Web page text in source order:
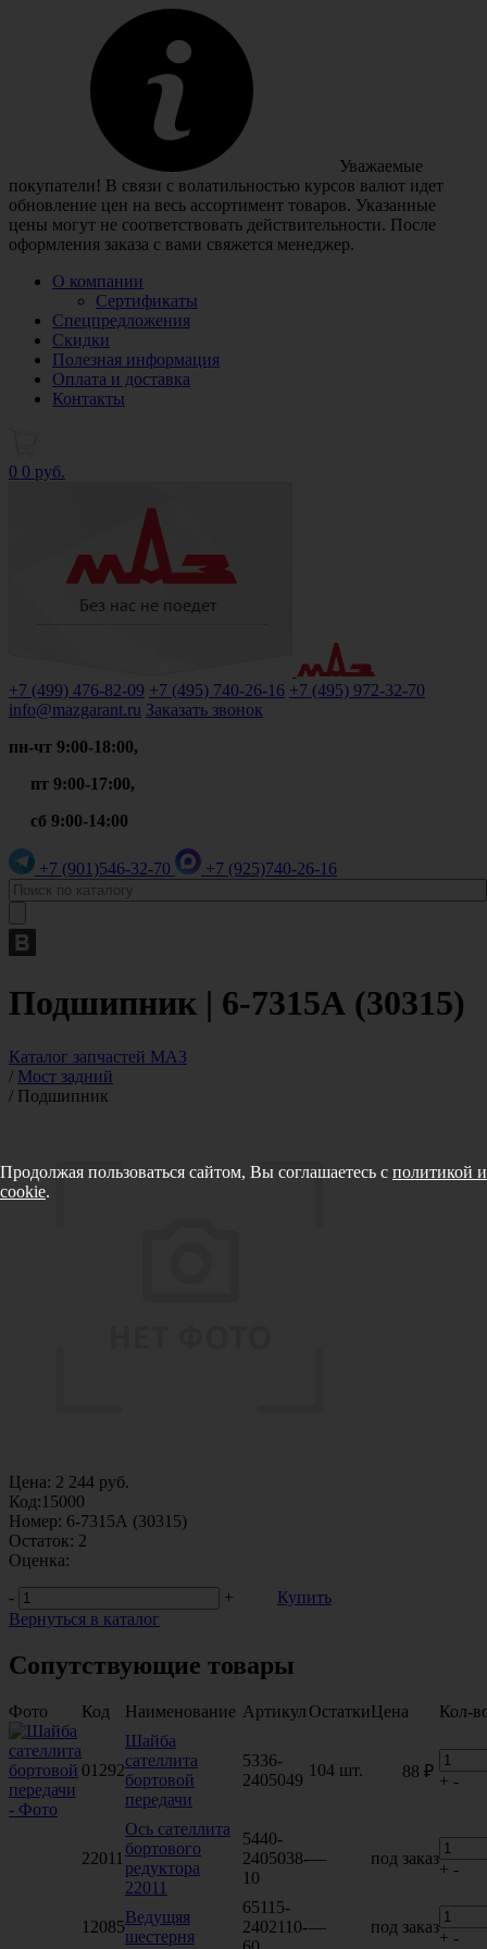
Уважаемые
покупатели! В связи с волатильностью курсов валют идет
обновление цен на весь ассортимент товаров. Указанные
цены могут не соответствовать действительности. После
оформления заказа с вами свяжется менеджер.
О компании
Сертификаты
Спецпредложения
Скидки
Полезная информация
Оплата и доставка
Контакты
0 0 руб.
+7 (499) 476-82-09 +7 (495) 740-26-16 +7 (495) 972-32-70
info@mazgarant.ru Заказать звонок
пн-чт 9:00-18:00,
пт 9:00-17:00,
сб 9:00-14:00
+7 (901)546-32-70 +7 (925)740-26-16
Подшипник | 6-7315А (30315)
Каталог запчастей МАЗ
/ Мост задний
/ Подшипник
Цена: 2 244 руб.
Код:15000
Номер: 6-7315А (30315)
Остаток: 2
Оценка:
-
+
Купить
Вернуться в каталог
Сопутствующие товары
Фото Код Наименование Артикул ОстаткиЦена Кол-
01292
Шайба
сателлита
бортовой
передачи
5336-
2405049
104 шт. 88 ₽
+ -
22011
Ось сателлита
бортового
редуктора
22011
5440-
2405038-
10
— под заказ
+ -
12085
Ведущяя
шестерня
65115-
2402110-— под заказ
+ -
Продолжая пользоваться сайтом, Вы соглашаетесь с политикой
cookie.